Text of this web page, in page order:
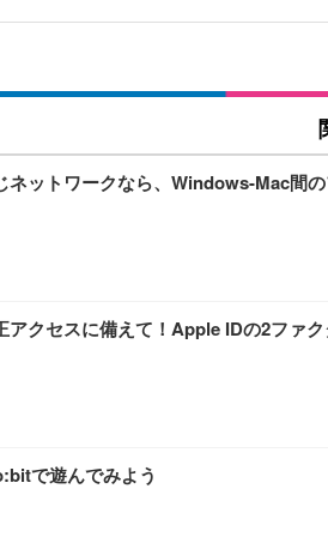
ネットワークなら、Windows-Mac間
アクセスに備えて！Apple IDの2ファ
で遊んでみよう